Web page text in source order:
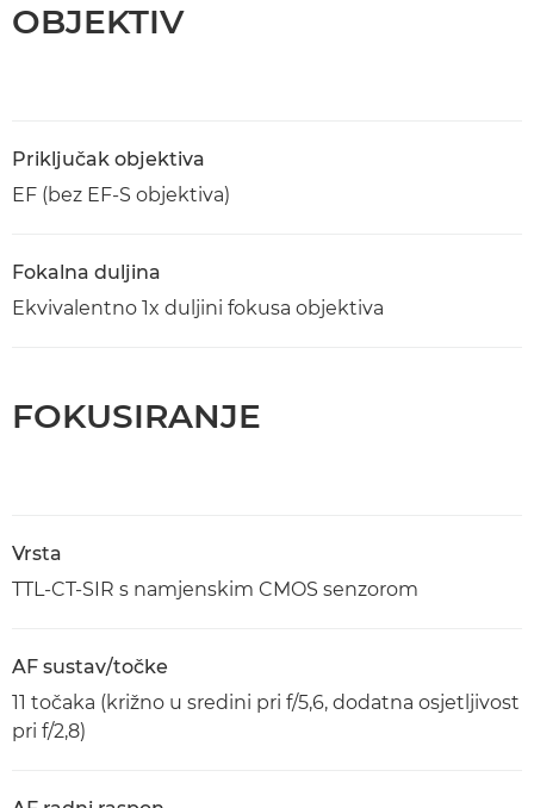
OBJEKTIV
Priključak objektiva
EF (bez EF-S objektiva)
Fokalna duljina
Ekvivalentno 1x duljini fokusa objektiva
FOKUSIRANJE
Vrsta
TTL-CT-SIR s namjenskim CMOS senzorom
AF sustav/točke
11 točaka (križno u sredini pri f/5,6, dodatna osjetljivost
pri f/2,8)